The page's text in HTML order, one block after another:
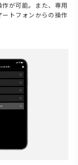
が可能。また、専用
トフォンからの操作